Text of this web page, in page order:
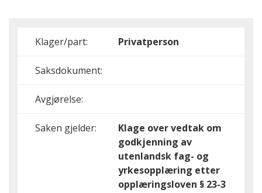
Klager/part: Privatperson
Saksdokument:
Avgjørelse:
Saken gjelder:
Klage over vedtak om
godkjenning av
utenlandsk fag- og
yrkesopplæring etter
opplæringsloven § 23-3